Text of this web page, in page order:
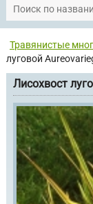
Травянистые
луговой
Лисохвост